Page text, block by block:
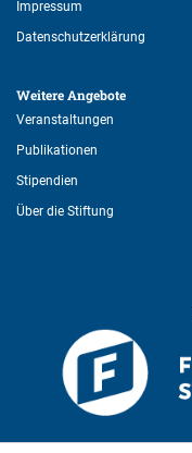
Impressum
Datenschutzerklärung
Weitere Angebote
Veranstaltungen
Publikationen
Stipendien
Über die Stiftung